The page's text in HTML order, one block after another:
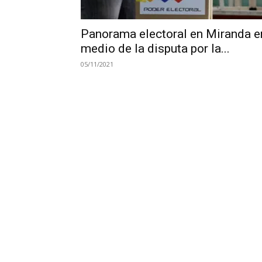
Panorama electoral en Miranda
medio de la disputa por la...
05/11/2021